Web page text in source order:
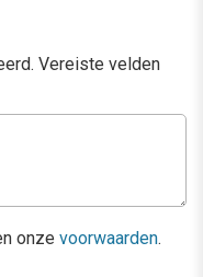
Vereiste velden
onze voorwaarden.